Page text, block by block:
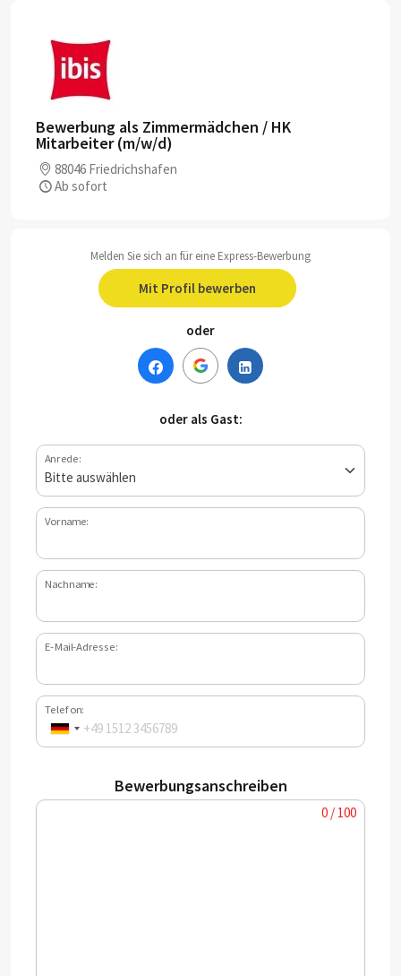
Bewerbung als Zimmermädchen / HK
Mitarbeiter (m/w/d)
88046 Friedrichshafen
Ab sofort
Melden Sie sich an für eine Express-Bewerbung
Mit Profil bewerben
oder
oder als Gast:
Anrede:
Vorname:
Nachname:
E-Mail-Adresse:
Telefon:
Bewerbungsanschreiben
0 / 100